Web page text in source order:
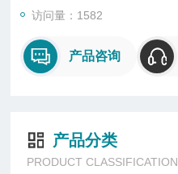
访问量：1582
产品咨询
产品分类
PRODUCT CLASSIFICATION